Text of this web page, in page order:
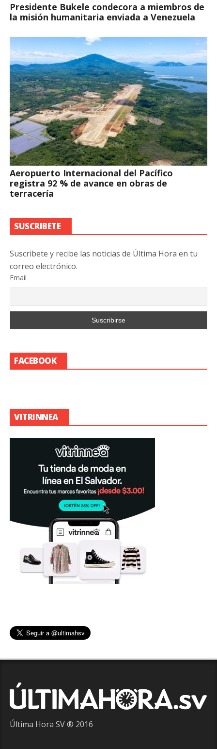
Presidente Bukele condecora a miembros de
la misión humanitaria enviada a Venezuela
Aeropuerto Internacional del Pacífico
registra 92 % de avance en obras de
terracería
SUSCRIBETE
Suscribete y recibe las noticias de Última Hora en tu
correo electrónico.
Email
FACEBOOK
VITRINNEA
Última Hora SV ® 2016